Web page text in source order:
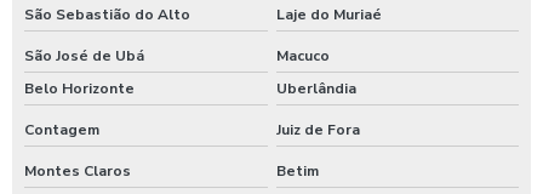
Lavagem de carros self service
Lavagem expressa
Lavagem expressa de carros
Lavagem de máquinas agrícolas
São Sebastião do Alto Laje do Muriaé
São José de Ubá
Macuco
Belo Horizonte
Uberlândia
Contagem Juiz de Fora
Montes Claros Betim